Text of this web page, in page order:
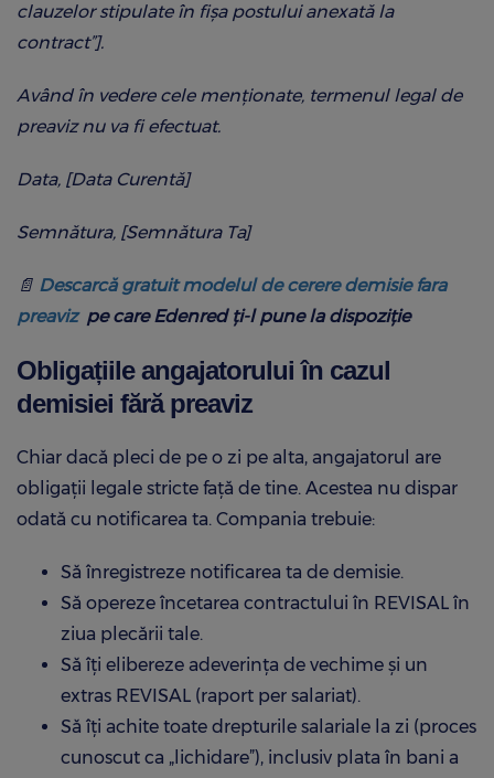
clauzelor stipulate în fișa postului anexată la
contract”].
Având în vedere cele menționate, termenul legal de
preaviz nu va fi efectuat.
Data, [Data Curentă]
Semnătura, [Semnătura Ta]
📄 Descarcă gratuit modelul de cerere demisie fara
preaviz pe care Edenred ți-l pune la dispoziție
Obligațiile angajatorului în cazul
demisiei fără preaviz
Chiar dacă pleci de pe o zi pe alta, angajatorul are
obligații legale stricte față de tine. Acestea nu dispar
odată cu notificarea ta. Compania trebuie:
Să înregistreze notificarea ta de demisie.
Să opereze încetarea contractului în REVISAL în
ziua plecării tale.
Să îți elibereze adeverința de vechime și un
extras REVISAL (raport per salariat).
Să îți achite toate drepturile salariale la zi (proces
cunoscut ca „lichidare”), inclusiv plata în bani a